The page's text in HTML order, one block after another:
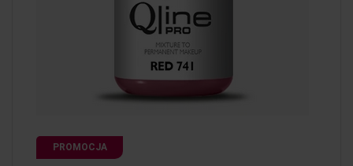
PROMOCJA